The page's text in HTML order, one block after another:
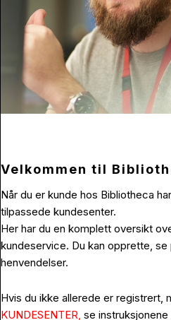
Velkommen til
Når du er kunde hos Bibliotheca
tilpassede kundesenter.
Her har du en komplett oversikt
kundeservice. Du kan opprette, se
henvendelser.
Hvis du ikke allerede er registrert,
KUNDESENTER, se